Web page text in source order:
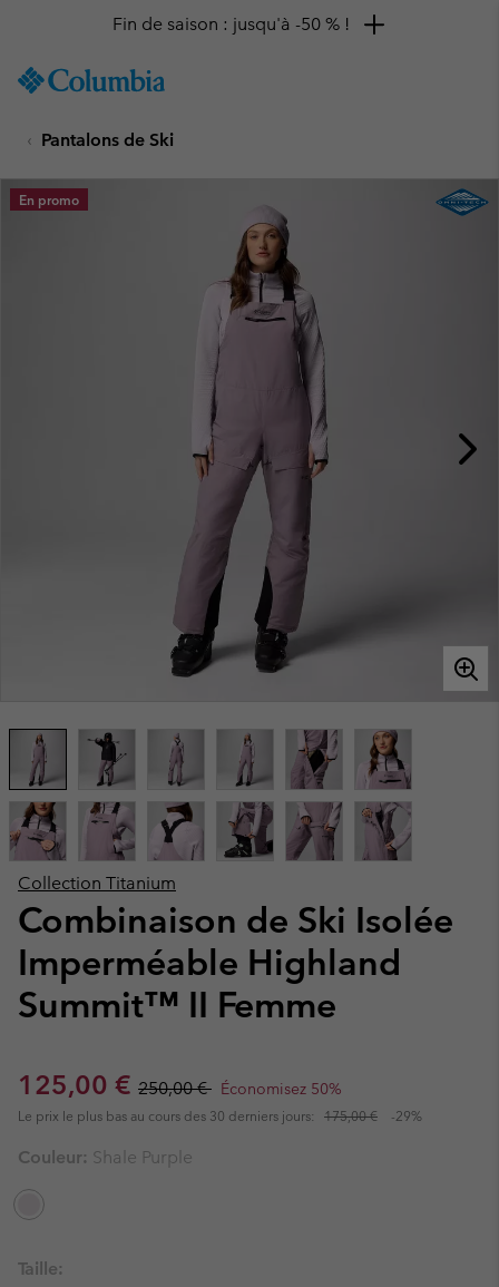
TO
SKIP
MAIN
NAV
Fin de saison : jusqu'à -50 % !
Pantalons de Ski
Collection Titanium
Combinaison de Ski Isolée
Imperméable Highland
Summit™ II Femme
Sale price:
125,00 € Regular price:
250,00 € Économisez 50%
Le prix le plus bas au cours des 30 derniers jours: 175,00 € -29%
En promo
Couleur: Shale Purple
Taille: